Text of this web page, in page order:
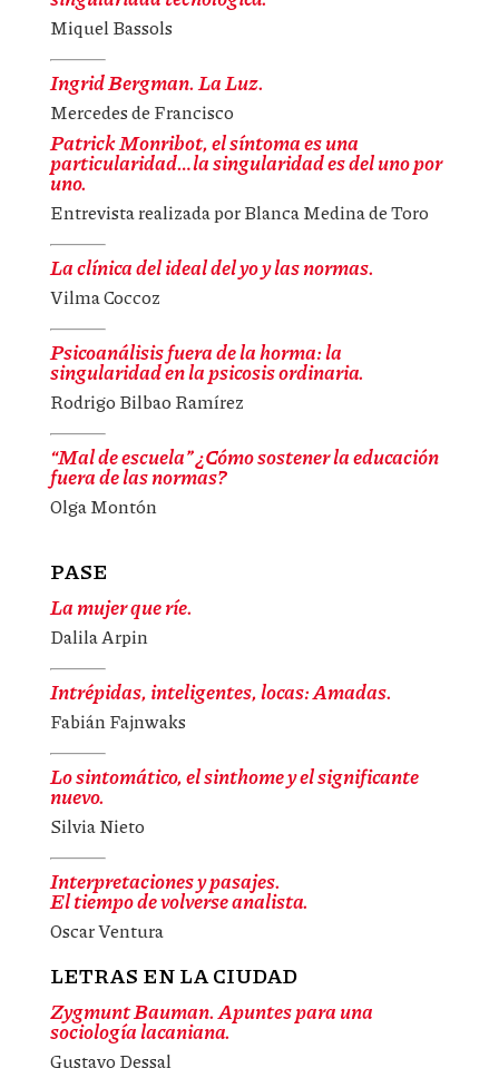
Miquel Bassols
Ingrid Bergman. La Luz.
Mercedes de Francisco
Patrick Monribot, el síntoma es una
particularidad…la singularidad es del uno por
uno.
Entrevista realizada por Blanca Medina de Toro
La clínica del ideal del yo y las normas.
Vilma Coccoz
Psicoanálisis fuera de la horma: la
singularidad en la psicosis ordinaria.
Rodrigo Bilbao Ramírez
“Mal de escuela” ¿Cómo sostener la educación
fuera de las normas?
Olga Montón
PASE
La mujer que ríe.
Dalila Arpin
Intrépidas, inteligentes, locas: Amadas.
Fabián Fajnwaks
Lo sintomático, el sinthome y el significante
nuevo.
Silvia Nieto
Interpretaciones y pasajes.
El tiempo de volverse analista.
Oscar Ventura
LETRAS EN LA CIUDAD
Zygmunt Bauman. Apuntes para una
sociología lacaniana.
Gustavo Dessal